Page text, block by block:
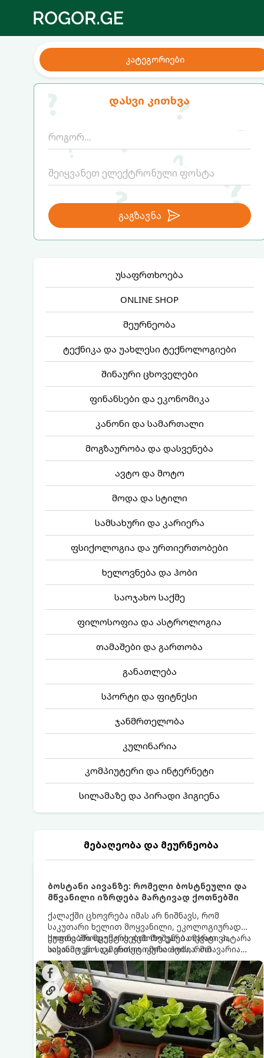
კატეგორიები
დასვი კითხვა
გაგზავნა
უსაფრთხოება
ONLINE SHOP
მეურნეობა
ტექნიკა და უახლესი ტექნოლოგიები
შინაური ცხოველები
ფინანსები და ეკონომიკა
კანონი და სამართალი
მოგზაურობა და დასვენება
ავტო და მოტო
მოდა და სტილი
სამსახური და კარიერა
ფსიქოლოგია და ურთიერთობები
ხელოვნება და ჰობი
საოჯახო საქმე
ფილოსოფია და ასტროლოგია
თამაშები და გართობა
განათლება
სპორტი და ფიტნესი
ჯანმრთელობა
კულინარია
კომპიუტერი და ინტერნეტი
სილამაზე და პირადი ჰიგიენა
მებაღეობა და მეურნეობა
ბოსტანი აივანზე: რომელი ბოსტნეული და
მწვანილი იზრდება მარტივად ქოთნებში
ქალაქში ცხოვრება იმას არ ნიშნავს, რომ
საკუთარი ხელით მოყვანილი, ეკოლოგიურად
სუფთა პროდუქტის გემოზე უარი თქვათ. პატარა
აივანიც კი საკმარისია იმისათვის, რომ
მოიწყოთ მინი-ბოსტანი, საიდანაც
ყოველდღიურად ახალ, არომატულ მწვანილსა
და ბოსტნეულს მოკრეფთ.
ქოთნებში მცენარეების მოშენება მარტივი,
სასიამოვნო და ესთეტიკური ჰობია. მთავარია
იცოდეთ, რომელი კულტურები ეგუებიან
ქოთნის პირობებს ყველაზე კარგად და როგორ
მოუაროთ მათ სწორად.